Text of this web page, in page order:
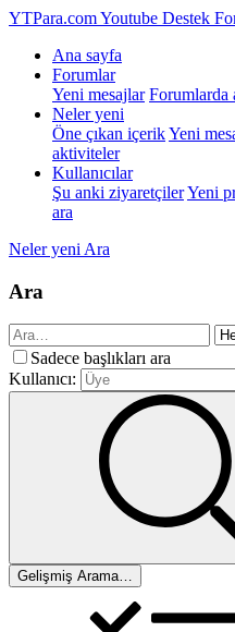
YTPara.comYoutube Destek
Ana sayfa
Forumlar
Yeni mesajlar Forumlarda
Neler yeni
Öne çıkan içerikYeni
aktiviteler
Kullanıcılar
Şu anki ziyaretçilerYeni
ara
Neler yeni Ara
Ara
Sadece başlıkları ara
Kullanıcı:
Gelişmiş Arama…